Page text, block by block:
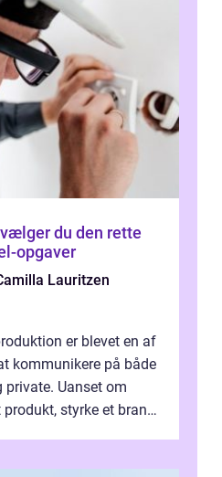
du den rette
opgaver
Lauritzen
er blevet en af
kommunikere på både
Uanset om
styrke et brand,